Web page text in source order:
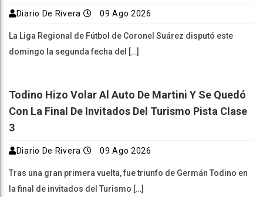
Diario De Rivera 09 Ago 2026
La Liga Regional de Fútbol de Coronel Suárez disputó este
domingo la segunda fecha del […]
Todino Hizo Volar Al Auto De Martini Y Se Quedó
Con La Final De Invitados Del Turismo Pista Clase
3
Diario De Rivera 09 Ago 2026
Tras una gran primera vuelta, fue triunfo de Germán Todino en
la final de invitados del Turismo […]